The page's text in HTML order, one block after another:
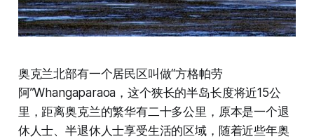
奥克兰北部有一个居民区叫做“方格帕劳
阿”Whangaparaoa，这个狭长的半岛长度将近15公
里，距离奥克兰的繁华有二十多公里，原本是一个退
休人士、半退休人士享受生活的区域，随着近些年奥